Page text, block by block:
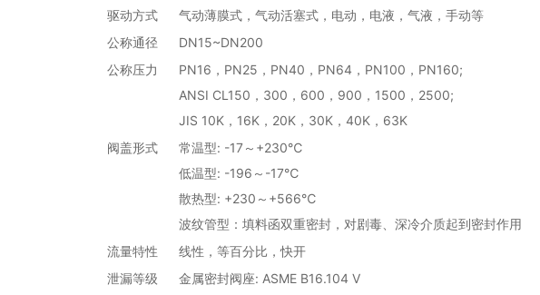
驱动方式
气动薄膜式，气动活塞式，电动，电液，气液，手动等
公称通径
DN15~DN200
公称压力
PN16，PN25，PN40，PN64，PN100，PN160;
ANSI CL150，300，600，900，1500，2500;
JIS 10K，16K，20K，30K，40K，63K
阀盖形式
常温型: -17～+230℃
低温型: -196～-17℃
散热型: +230～+566℃
波纹管型：填料函双重密封，对剧毒、深冷介质起到密封作用
流量特性
线性，等百分比，快开
泄漏等级
金属密封阀座: ASME B16.104 V